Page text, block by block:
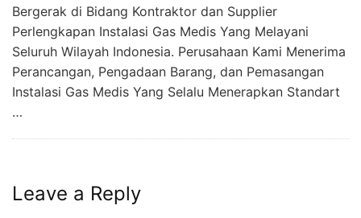
Bergerak di Bidang Kontraktor dan Supplier
Perlengkapan Instalasi Gas Medis Yang Melayani
Seluruh Wilayah Indonesia. Perusahaan Kami Menerima
Perancangan, Pengadaan Barang, dan Pemasangan
Instalasi Gas Medis Yang Selalu Menerapkan Standart
…
Leave a Reply